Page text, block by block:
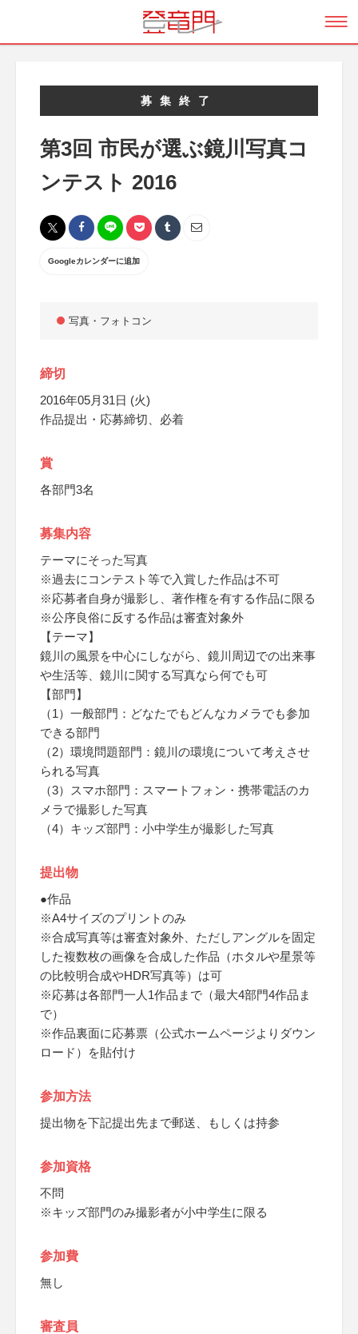
募集終了
第3回 市民が選ぶ鏡川写真コ
ンテスト 2016
Googleカレンダーに追加
写真・フォトコン
締切
2016年05月31日 (火)
作品提出・応募締切、必着
賞
各部門3名
募集内容
テーマにそった写真
※過去にコンテスト等で入賞した作品は不可
※応募者自身が撮影し、著作権を有する作品に限る
※公序良俗に反する作品は審査対象外
【テーマ】
鏡川の風景を中心にしながら、鏡川周辺での出来事
や生活等、鏡川に関する写真なら何でも可
【部門】
（1）一般部門：どなたでもどんなカメラでも参加
できる部門
（2）環境問題部門：鏡川の環境について考えさせ
られる写真
（3）スマホ部門：スマートフォン・携帯電話のカ
メラで撮影した写真
（4）キッズ部門：小中学生が撮影した写真
提出物
●作品
※A4サイズのプリントのみ
※合成写真等は審査対象外、ただしアングルを固定
した複数枚の画像を合成した作品（ホタルや星景等
の比較明合成やHDR写真等）は可
※応募は各部門一人1作品まで（最大4部門4作品ま
で）
※作品裏面に応募票（公式ホームページよりダウン
ロード）を貼付け
参加方法
提出物を下記提出先まで郵送、もしくは持参
参加資格
不問
※キッズ部門のみ撮影者が小中学生に限る
参加費
無し
審査員